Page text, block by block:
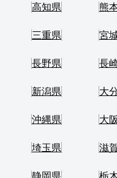
高知県 熊
三重県 宮
長野県 長
新潟県 大
沖縄県 大
埼玉県 滋
静岡県 栃